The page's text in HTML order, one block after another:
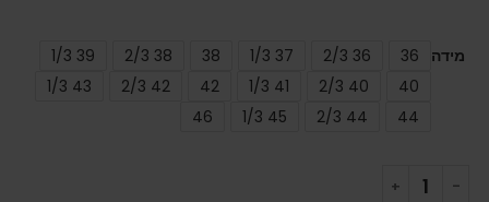
מידה 36
36 2/3
37 1/3
38
38 2/3
39 1/3
40
40 2/3
41 1/3
42
42 2/3
43 1/3
44
44 2/3
45 1/3
46